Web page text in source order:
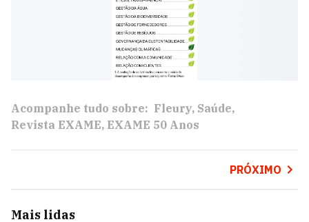
Acompanhe tudo sobre: Fleury Saúde
Revista EXAME EXAME 50 Anos
PRÓXIMO
Mais lidas